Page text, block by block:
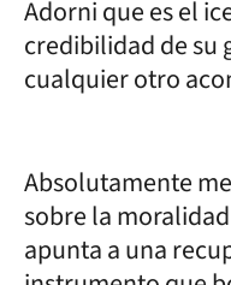
Adorni que es el
credibilidad de su
cualquier otro
Absolutamente
sobre la
apunta a una